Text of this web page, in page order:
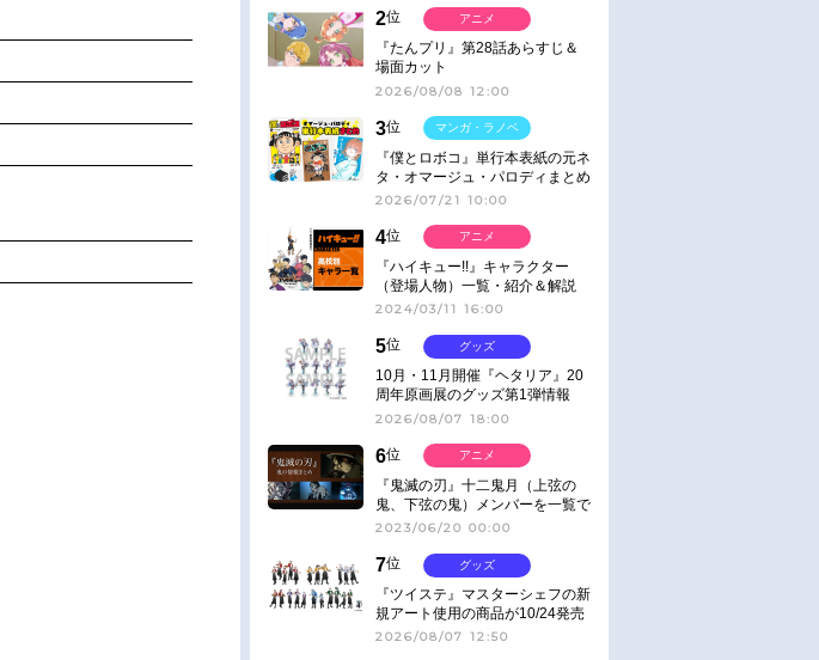
2位
『たんプリ』第28話あらすじ＆
場面カット
2026/08/08 12:00
アニメ
3位
『僕とロボコ』単行本表紙の元ネ
タ・オマージュ・パロディまとめ
2026/07/21 10:00
マンガ・ラノベ
4位
『ハイキュー!!』キャラクター
（登場人物）一覧・紹介＆解説
2024/03/11 16:00
アニメ
5位
10月・11月開催『ヘタリア』20
周年原画展のグッズ第1弾情報
2026/08/07 18:00
グッズ
6位
『鬼滅の刃』十二鬼月（上弦の
鬼、下弦の鬼）メンバーを一覧で
紹介＆解説（登場鬼の情報まと
2023/06/20 00:00
アニメ
7位
『ツイステ』マスターシェフの新
規アート使用の商品が10/24発売
2026/08/07 12:50
グッズ